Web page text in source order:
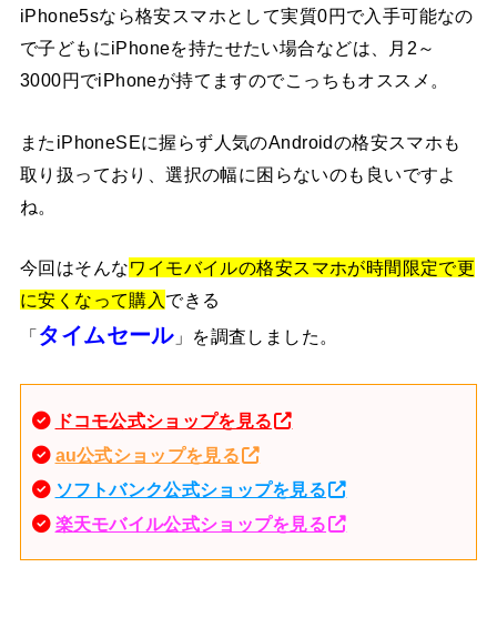
iPhone5sなら格安スマホとして実質0円で入手可能なの
で子どもにiPhoneを持たせたい場合などは、月2～
3000円でiPhoneが持てますのでこっちもオススメ。
またiPhoneSEに握らず人気のAndroidの格安スマホも
取り扱っており、選択の幅に困らないのも良いですよ
ね。
今回はそんなワイモバイルの格安スマホが時間限定で更
に安くなって購入 できる
「タイムセール」を調査しました。
ドコモ公式ショップを見る
au公式ショップを見る
ソフトバンク公式ショップを見る
楽天モバイル公式ショップを見る